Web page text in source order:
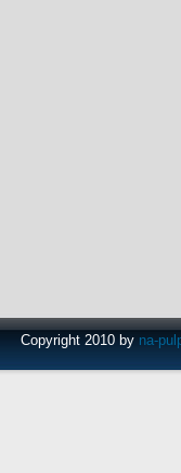
Copyright 2010 by na-